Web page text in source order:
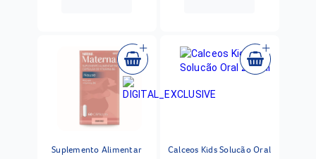
Suplemento Alimentar
Calceos Kids Solucão Oral